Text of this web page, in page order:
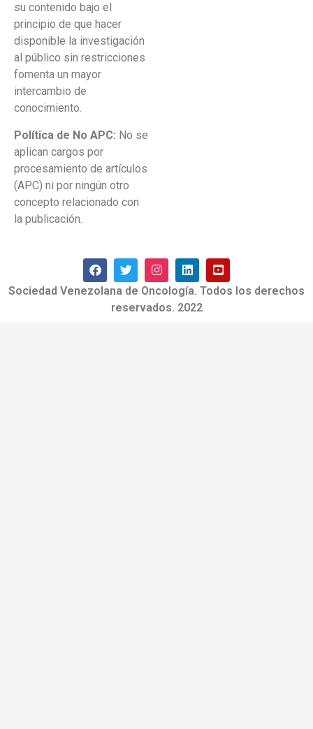
su contenido bajo el
principio de que hacer
disponible la investigación
al público sin restricciones
fomenta un mayor
intercambio de
conocimiento.
Política de No APC: No se
aplican cargos por
procesamiento de artículos
(APC) ni por ningún otro
concepto relacionado con
la publicación.
Sociedad Venezolana de Oncología. Todos los derechos
reservados. 2022